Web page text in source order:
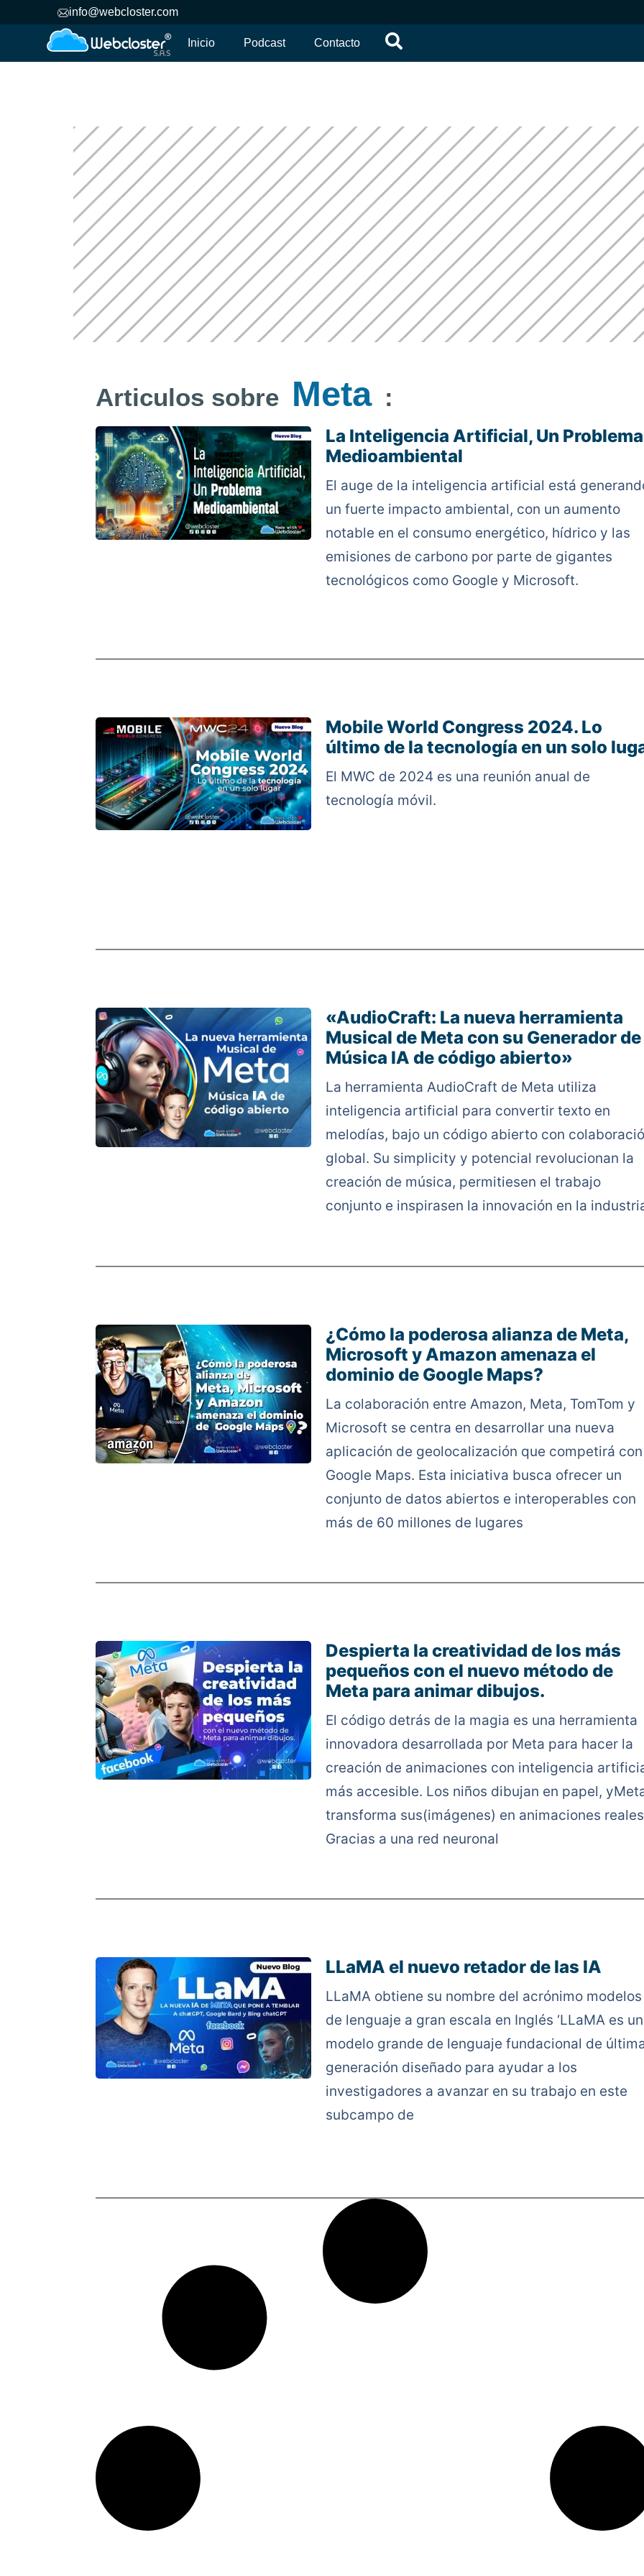
info@webcloster.com
Inicio Podcast Contacto
Articulos sobre Meta :
La Inteligencia Artificial, Un Problema
Medioambiental
El auge de la inteligencia artificial está
un fuerte impacto ambiental, con un aumento
notable en el consumo energético, hídrico y las
emisiones de carbono por parte de gigantes
tecnológicos como Google y Microsoft.
Mobile World Congress 2024. Lo
último de la tecnología en un solo
El MWC de 2024 es una reunión anual de
tecnología móvil.
«AudioCraft: La nueva herramienta
Musical de Meta con su Generador de
Música IA de código abierto»
La herramienta AudioCraft de Meta utiliza
inteligencia artificial para convertir texto en
melodías, bajo un código abierto con
global. Su simplicity y potencial revolucionan la
creación de música, permitiesen el trabajo
conjunto e inspirasen la innovación en la
¿Cómo la poderosa alianza de Meta,
Microsoft y Amazon amenaza el
dominio de Google Maps?
La colaboración entre Amazon, Meta, TomTom y
Microsoft se centra en desarrollar una nueva
aplicación de geolocalización que competirá con
Google Maps. Esta iniciativa busca ofrecer un
conjunto de datos abiertos e interoperables con
más de 60 millones de lugares
Despierta la creatividad de los más
pequeños con el nuevo método de
Meta para animar dibujos.
El código detrás de la magia es una herramienta
innovadora desarrollada por Meta para hacer la
creación de animaciones con inteligencia
más accesible. Los niños dibujan en papel,
transforma sus(imágenes) en animaciones
Gracias a una red neuronal
LLaMA el nuevo retador de las IA
LLaMA obtiene su nombre del acrónimo modelos
de lenguaje a gran escala en Inglés ‘LLaMA es un
modelo grande de lenguaje fundacional de
generación diseñado para ayudar a los
investigadores a avanzar en su trabajo en este
subcampo de